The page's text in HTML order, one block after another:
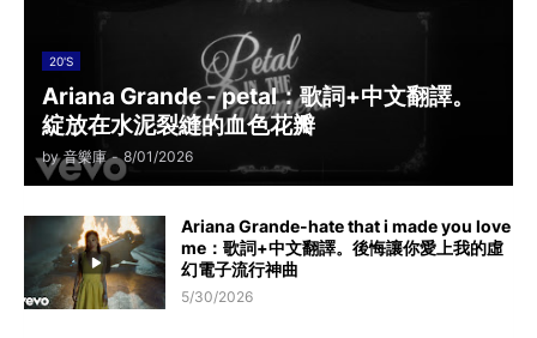
20'S
Ariana Grande - petal：歌詞+中文翻譯。
綻放在水泥裂縫的血色花瓣
by 音樂庫 - 8/01/2026
Ariana Grande-hate that i made you love
me：歌詞+中文翻譯。後悔讓你愛上我的虛
幻電子流行神曲
5/30/2026